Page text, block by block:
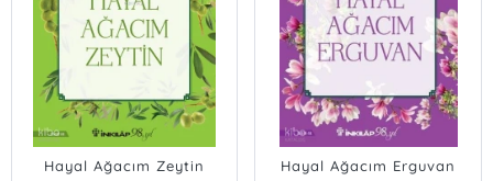
Hayal Ağacım Zeytin Hayal Ağacım Erguvan